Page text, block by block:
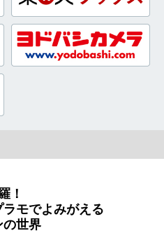
！
モでよみがえる
世界